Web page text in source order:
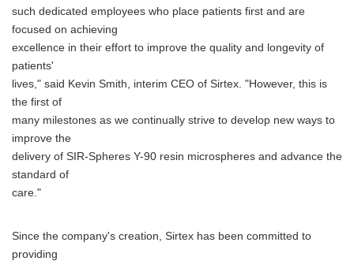
such dedicated employees who place patients first and are
focused on achieving
excellence in their effort to improve the quality and longevity of
patients'
lives," said Kevin Smith, interim CEO of Sirtex. "However, this is
the first of
many milestones as we continually strive to develop new ways to
improve the
delivery of SIR-Spheres Y-90 resin microspheres and advance the
standard of
care."
Since the company's creation, Sirtex has been committed to
providing